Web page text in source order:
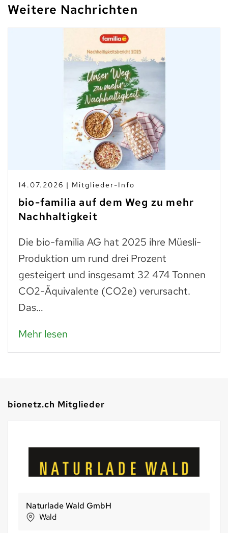
Weitere Nachrichten
14.07.2026 | Mitglieder-Info
bio-familia auf dem Weg zu mehr
Nachhaltigkeit
Die bio-familia AG hat 2025 ihre Müesli-
Produktion um rund drei Prozent
gesteigert und insgesamt 32 474 Tonnen
CO2-Äquivalente (CO2e) verursacht.
Das…
Mehr lesen
bionetz.ch Mitglieder
FiBL
Frick